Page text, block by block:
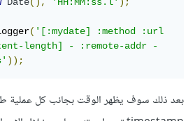
Date(), 'HH:MM:ss.l');
('[:mydate] :method :url
length] - :remote-addr -
));